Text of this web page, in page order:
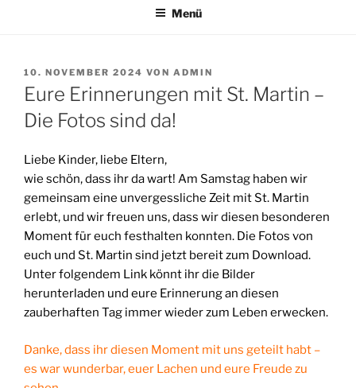
Menü
VERÖFFENTLICHT
AM
10. NOVEMBER 2024 VON ADMIN
Eure Erinnerungen mit St. Martin –
Die Fotos sind da!
Liebe Kinder, liebe Eltern,
wie schön, dass ihr da wart! Am Samstag haben wir
gemeinsam eine unvergessliche Zeit mit St. Martin
erlebt, und wir freuen uns, dass wir diesen besonderen
Moment für euch festhalten konnten. Die Fotos von
euch und St. Martin sind jetzt bereit zum Download.
Unter folgendem Link könnt ihr die Bilder
herunterladen und eure Erinnerung an diesen
zauberhaften Tag immer wieder zum Leben erwecken.
Danke, dass ihr diesen Moment mit uns geteilt habt –
es war wunderbar, euer Lachen und eure Freude zu